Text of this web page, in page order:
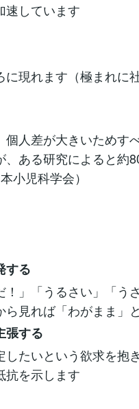
速しています
に現れます（極まれに
個人差が大きいためす
、ある研究によると約
小児科学会）
する
！」「うるさい」「う
ら見れば「わがまま」
張する
したいという欲求を抱
抗を示します